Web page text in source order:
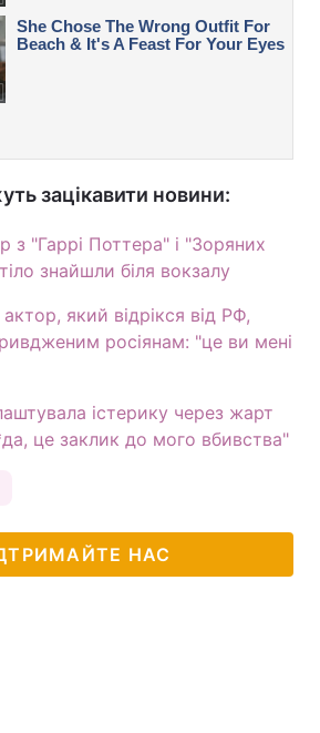
зацікавити новини:
з "Гаррі Поттера" і "Зоряних
знайшли біля вокзалу
який відрікся від РФ,
росіянам: "це ви мені
істерику через жарт
це заклик до мого вбивства"
НАС